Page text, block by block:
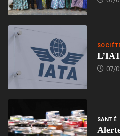
07/
SANTÉ